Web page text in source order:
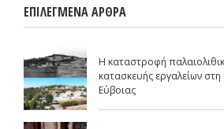
ΕΠΙΛΕΓΜΕΝΑ ΑΡΘΡΑ
Η καταστροφή
κατασκευής εργαλείων
Εύβοιας